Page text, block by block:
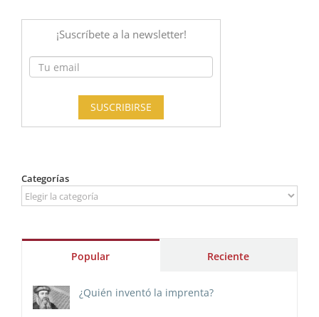
Categorías
Categorías
Popular Reciente
¿Quién inventó la imprenta?